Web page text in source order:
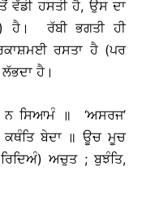
ਵੱਡੀ ਹਸਤੀ ਹੈ, ਉਸ ਦਾ
ਹੈ। ਰੱਬੀ ਭਗਤੀ ਹੀ
ਰਸਤਾ ਹੈ (ਪਰ
ਹੈ।
ਨ ਸਿਆਮੰ ॥ ‘ਅਸਰਜ’
ਬੇਦਾ ॥ ਊਚ ਮੂਚ
ਅਚੁਤ ; ਬੁਝੰਤਿ,